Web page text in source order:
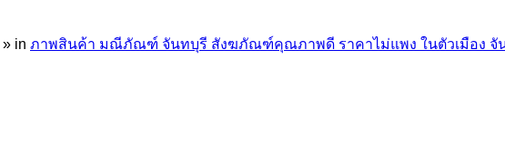
» in ภาพสินค้า มณีภัณฑ์ จันทบุรี สังฆภัณฑ์คุณภาพดี ราคาไม่แพง ในตัวเมือง จั